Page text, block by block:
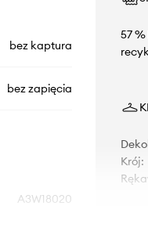
bez kaptura
bez zapięcia
A3W18020
57
Krój: